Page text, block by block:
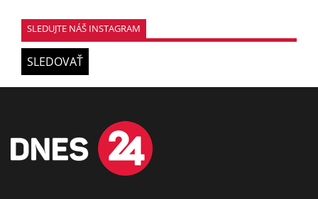
SLEDUJTE NÁŠ INSTAGRAM
SLEDOVAŤ